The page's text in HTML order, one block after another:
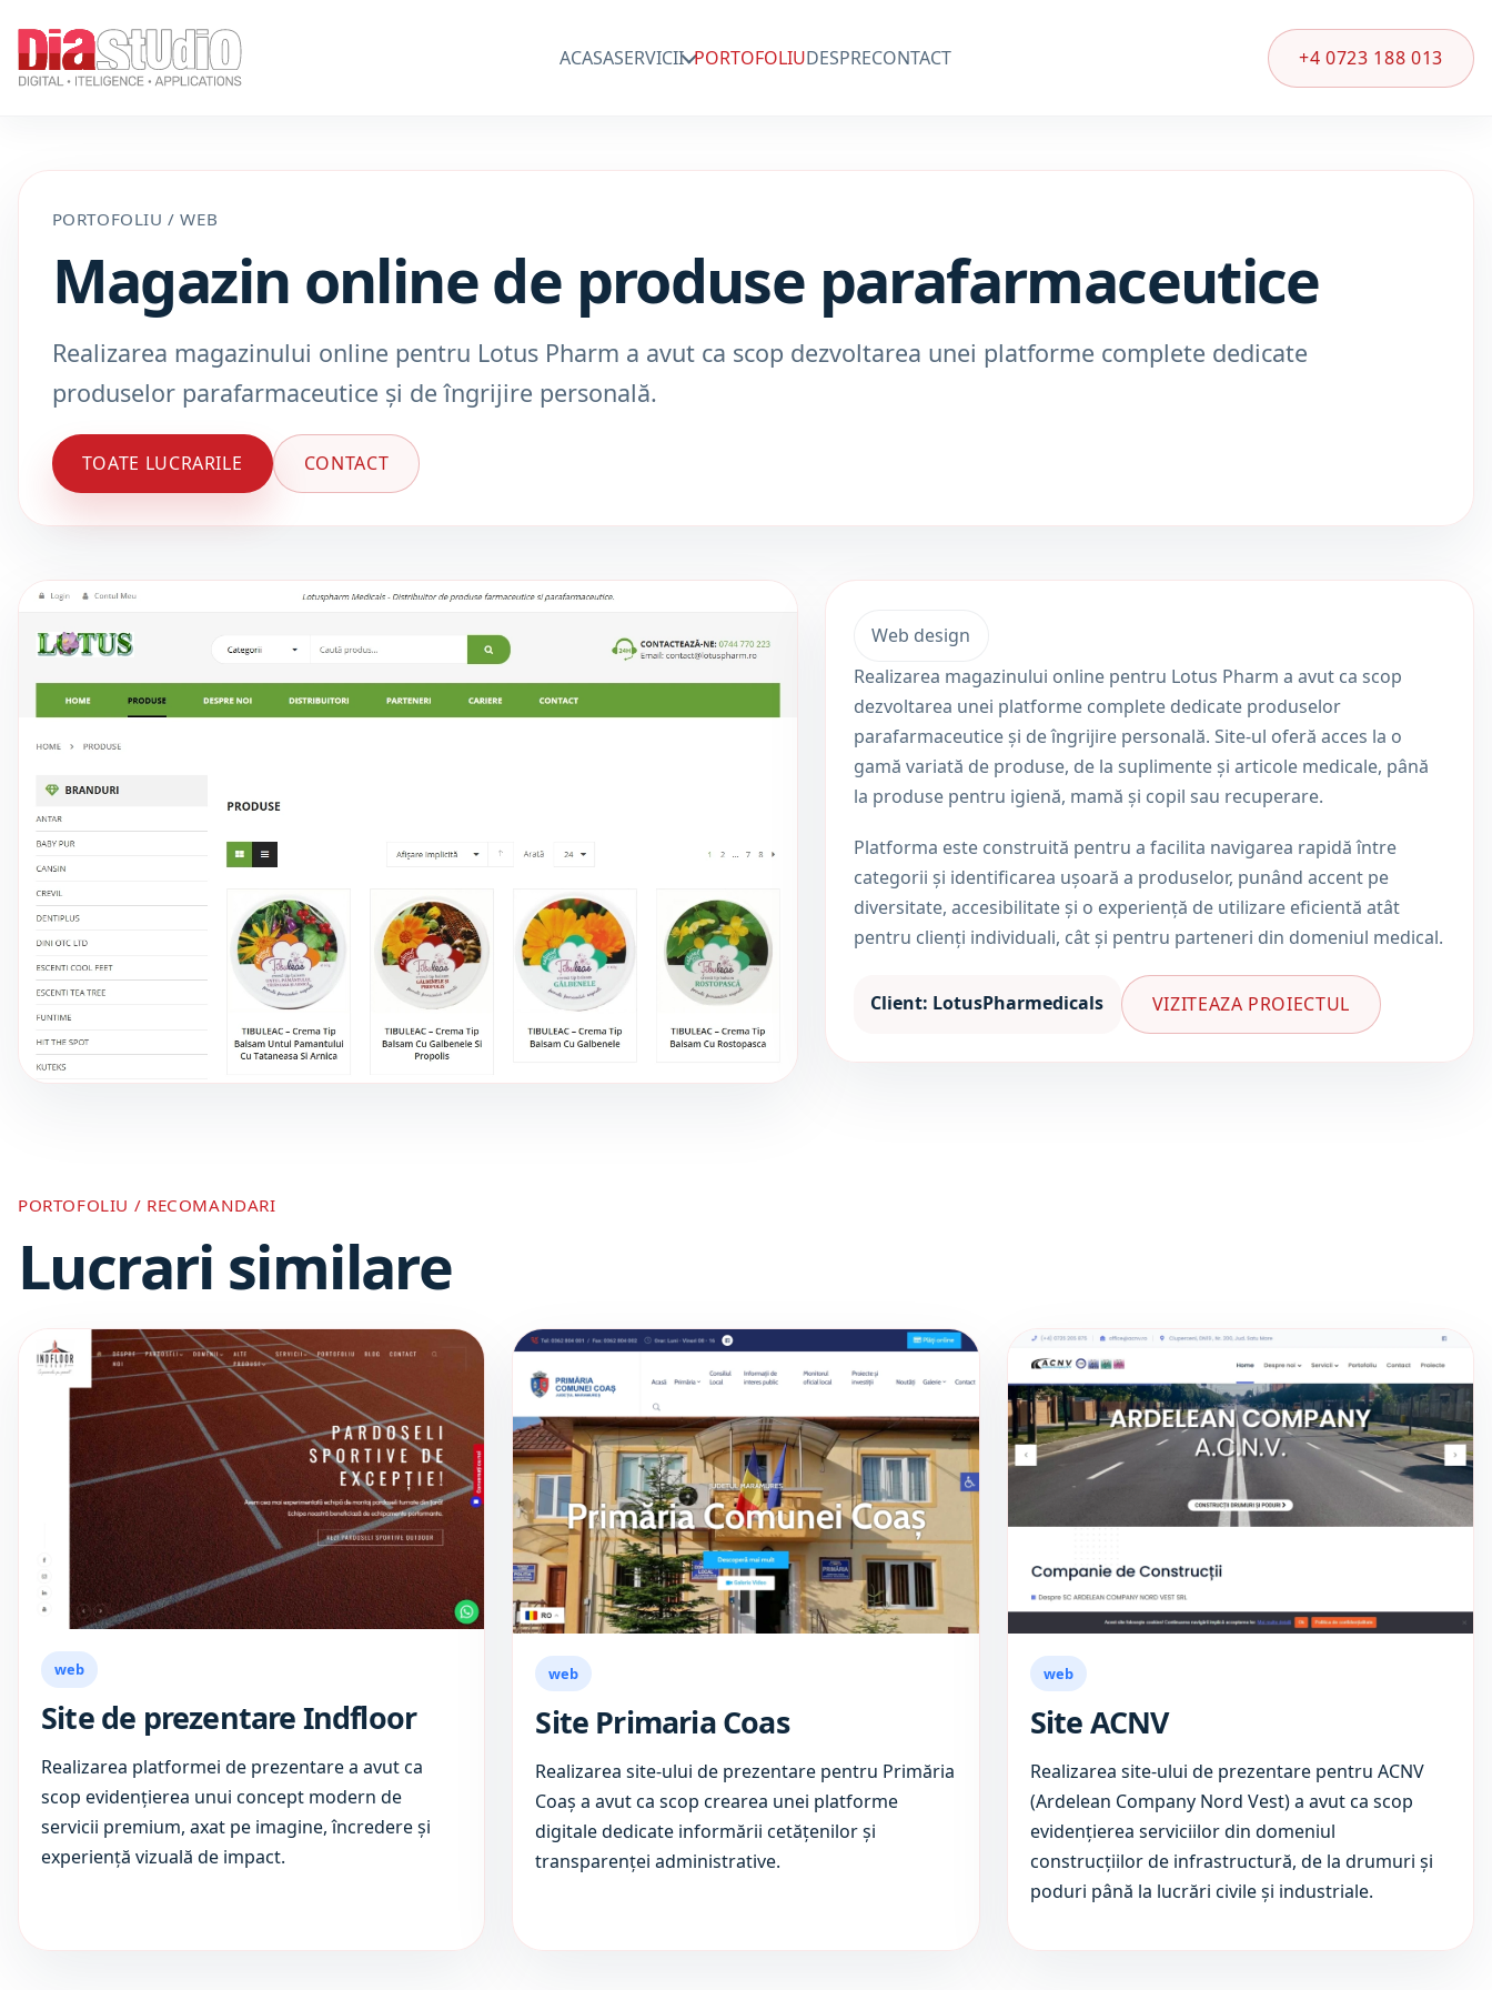
ACASASERVICII PORTOFOLIUDESPRECONTACT +4 0723 188 013
PORTOFOLIU / WEB
Magazin online de produse parafarmaceutice
Realizarea magazinului online pentru Lotus Pharm a avut ca scop dezvoltarea unei platforme complete dedicate
produselor parafarmaceutice și de îngrijire personală.
TOATE LUCRARILE CONTACT
Web design
Realizarea magazinului online pentru Lotus Pharm a avut ca scop
dezvoltarea unei platforme complete dedicate produselor
parafarmaceutice și de îngrijire personală. Site-ul oferă acces la o
gamă variată de produse, de la suplimente și articole medicale, până
la produse pentru igienă, mamă și copil sau recuperare.
Platforma este construită pentru a facilita navigarea rapidă între
categorii și identificarea ușoară a produselor, punând accent pe
diversitate, accesibilitate și o experiență de utilizare eficientă atât
pentru clienți individuali, cât și pentru parteneri din domeniul medical.
Client: LotusPharmedicals VIZITEAZA PROIECTUL
PORTOFOLIU / RECOMANDARI
Lucrari similare
web
Site de prezentare Indfloor
Realizarea platformei de prezentare a avut ca
scop evidențierea unui concept modern de
servicii premium, axat pe imagine, încredere și
experiență vizuală de impact.
web
Site Primaria Coas
Realizarea site-ului de prezentare pentru Primăria
Coaș a avut ca scop crearea unei platforme
digitale dedicate informării cetățenilor și
transparenței administrative.
web
Site ACNV
Realizarea site-ului de prezentare pentru ACNV
(Ardelean Company Nord Vest) a avut ca scop
evidențierea serviciilor din domeniul
construcțiilor de infrastructură, de la drumuri și
poduri până la lucrări civile și industriale.